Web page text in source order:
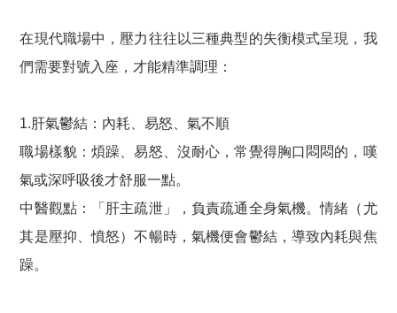
在現代職場中，壓力往往以三種典型的失衡模式呈現，我
們需要對號入座，才能精準調理：
1.肝氣鬱結：內耗、易怒、氣不順
職場樣貌：煩躁、易怒、沒耐心，常覺得胸口悶悶的，嘆
氣或深呼吸後才舒服一點。
中醫觀點：「肝主疏泄」，負責疏通全身氣機。情緒（尤
其是壓抑、憤怒）不暢時，氣機便會鬱結，導致內耗與焦
躁。